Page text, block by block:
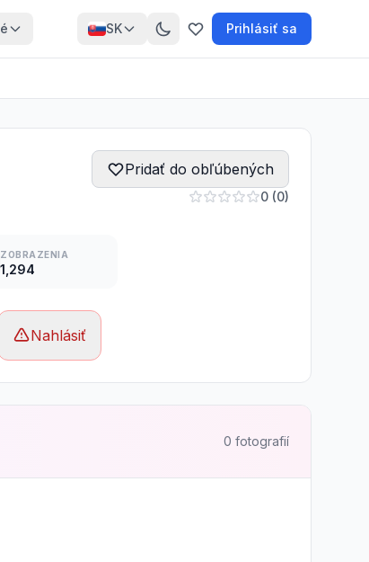
SK Prihlásiť sa
Pridať do obľúbených
0 (0)
ZOBRAZENIA
1,294
Nahlásiť
0 fotografií